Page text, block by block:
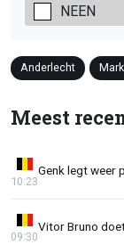
NEEN
Anderlecht
Meest
Genk legt weer
10:23
Vitor Bruno
09:30